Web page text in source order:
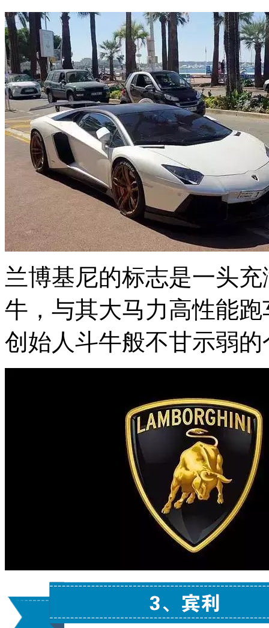
兰博基尼的标志是一头
牛，与其大马力高性能
创始人斗牛般不甘示弱的